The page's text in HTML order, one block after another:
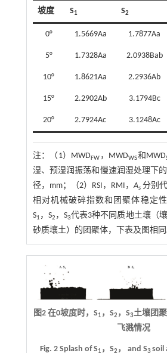
坡度 S1 S2
0° 1.5669Aa 1.7877Aa
5° 1.7328Aa 2.0938Bab
10° 1.8621Aa 2.2936Ab
15° 2.2902Ab 3.1794Bc
20° 2.7924Ac 3.1248Ac
注： （1）MWDFW ，MWDWS和MWD
湿、预湿润振荡和慢速润湿处理下
径，mm；（2）RSI，RMI，As分别代
相对机械破碎指数和团聚体稳定性
S1 ，S2 ，S3代表3种不同质地土壤（
砂质壤土）的团聚体，下表及图相同
图2 在0坡度时，S1，S2，S3土壤团
飞溅情况
Fig. 2 Splash of S1，S2， and S3soil